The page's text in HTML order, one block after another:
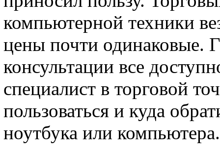
компьютерной техники
цены почти одинаковые.
консультации все
специалист в торговой
пользоваться и куда
ноутбука или компьютера.